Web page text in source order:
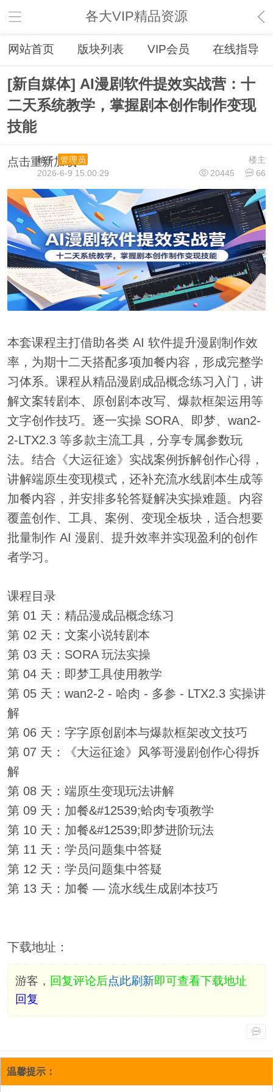
各大VIP精品资源
网站首页 版块列表 VIP会员 在线指导
[新自媒体] AI漫剧软件提效实战营：十
二天系统教学，掌握剧本创作制作变现
技能
点击重新加载 楼主
柚子
管理员
20445
66
2026-6-9 15:00:29
本套课程主打借助各类 AI 软件提升漫剧制作效
率，为期十二天搭配多项加餐内容，形成完整学
习体系。课程从精品漫剧成品概念练习入门，讲
解文案转剧本、原创剧本改写、爆款框架运用等
文字创作技巧。逐一实操 SORA、即梦、wan2-
2-LTX2.3 等多款主流工具，分享专属参数玩
法。结合《大运征途》实战案例拆解创作心得，
讲解端原生变现模式，还补充流水线剧本生成等
加餐内容，并安排多轮答疑解决实操难题。内容
覆盖创作、工具、案例、变现全板块，适合想要
批量制作 AI 漫剧、提升效率并实现盈利的创作
者学习。
课程目录
第 01 天：精品漫成品概念练习
第 02 天：文案小说转剧本
第 03 天：SORA 玩法实操
第 04 天：即梦工具使用教学
第 05 天：wan2-2 - 哈肉 - 多参 - LTX2.3 实操讲
解
第 06 天：字字原创剧本与爆款框架改文技巧
第 07 天：《大运征途》风筝哥漫剧创作心得拆
解
第 08 天：端原生变现玩法讲解
第 09 天：加餐&#12539;蛤肉专项教学
第 10 天：加餐&#12539;即梦进阶玩法
第 11 天：学员问题集中答疑
第 12 天：学员问题集中答疑
第 13 天：加餐 — 流水线生成剧本技巧
下载地址：
游客， 回复评论后点此刷新即可查看下载地址
回复
温馨提示：